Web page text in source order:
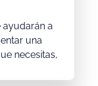
ayudarán a
una
necesitas,